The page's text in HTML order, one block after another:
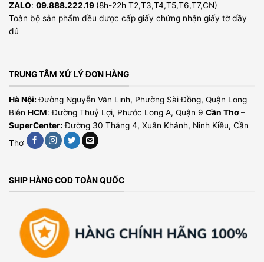
ZALO: 09.888.222.19 (8h-22h T2,T3,T4,T5,T6,T7,CN)
Toàn bộ sản phẩm đều được cấp giấy chứng nhận giấy tờ đầy
đủ
TRUNG TÂM XỬ LÝ ĐƠN HÀNG
Hà Nội:Đường Nguyễn Văn Linh, Phường Sài Đồng, Quận Long
Biên HCM: Đường Thuỷ Lợi, Phước Long A, Quận 9 Cần Thơ –
SuperCenter: Đường 30 Tháng 4, Xuân Khánh, Ninh Kiều, Cần
Thơ
SHIP HÀNG COD TOÀN QUỐC